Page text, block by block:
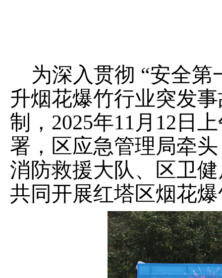
为深入贯彻 “安全第
升烟花爆竹行业突发
制， 2025年11 月 12 日
署，区应急管理局牵
消防救援大队、
区卫
共同开展红塔区烟花